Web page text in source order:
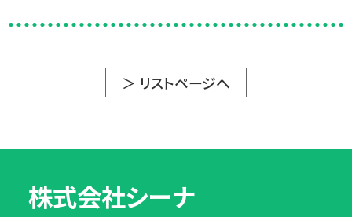
＞ リストページへ
株式会社シーナ